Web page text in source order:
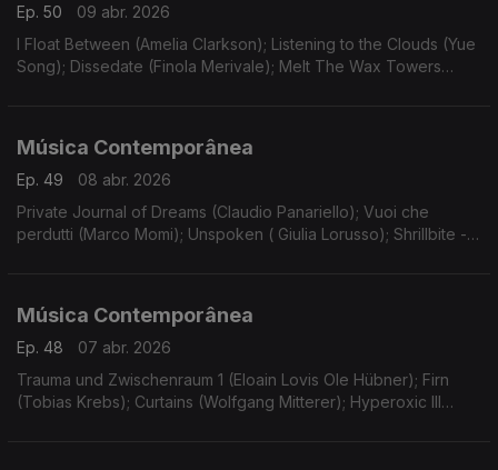
Ep. 50
09 abr. 2026
I Float Between (Amelia Clarkson); Listening to the Clouds (Yue
Song); Dissedate (Finola Merivale); Melt The Wax Towers
Música Contemporânea
Ep. 49
08 abr. 2026
Private Journal of Dreams (Claudio Panariello); Vuoi che
perdutti (Marco Momi); Unspoken ( Giulia Lorusso); Shrillbite -
Música Contemporânea
Ep. 48
07 abr. 2026
Trauma und Zwischenraum 1 (Eloain Lovis Ole Hübner); Firn
(Tobias Krebs); Curtains (Wolfgang Mitterer); Hyperoxic III